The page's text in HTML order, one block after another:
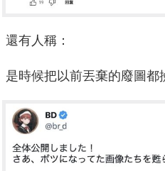
還有人稱：
是時候把以前丟棄的廢圖都